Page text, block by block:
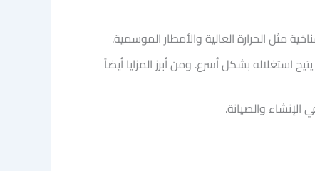
مثل الحرارة العالية والأمطار الموسمية.
استغلاله بشكل أسرع. ومن أبرز المزايا أيضاً
الإنشاء والصيانة.